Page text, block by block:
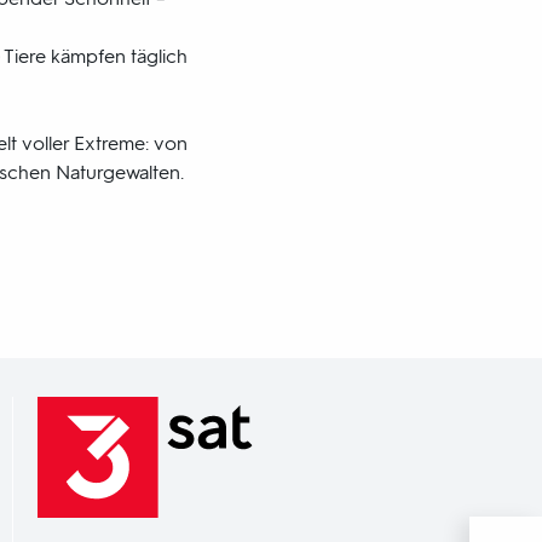
kämpfen täglich
voller Extreme: von
Naturgewalten.